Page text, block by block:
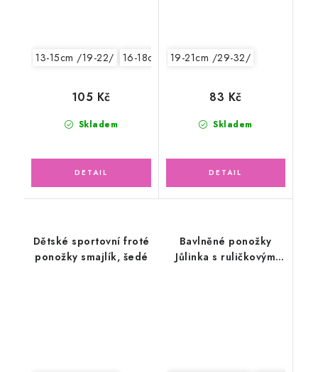
13-15cm /19-22/ 16-18cm /24-27/
Skladem
105 Kč
19-21cm /29-32/
Skladem
83 Kč
Dětské sportovní froté
ponožky smajlík, šedé
Bavlněné ponožky
Jůlinka s ruličkovým